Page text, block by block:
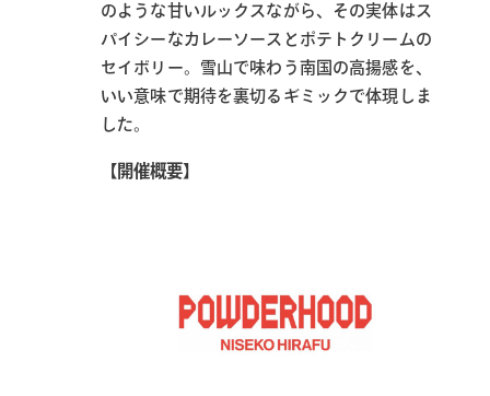
のような甘いルックスながら、その実体はス
パイシーなカレーソースとポテトクリームの
セイボリー。雪山で味わう南国の高揚感を、
いい意味で期待を裏切るギミックで体現しま
した。
【開催概要】